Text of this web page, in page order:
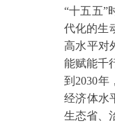
“十五五”
代化的生
高水平对
能赋能千
到 2030年
经济体水
生态省、